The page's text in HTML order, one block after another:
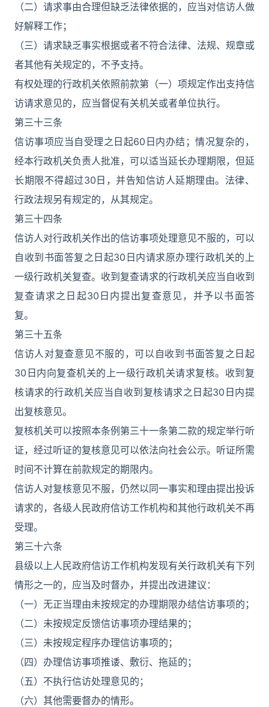
（二）请求事由合理但缺乏法律依据的，应当对信访人做
好解释工作；
（三）请求缺乏事实根据或者不符合法律、法规、规章或
者其他有关规定的，不予支持。
有权处理的行政机关依照前款第（一）项规定作出支持信
访请求意见的，应当督促有关机关或者单位执行。
第三十三条
信访事项应当自受理之日起60日内办结；情况复杂的，
经本行政机关负责人批准，可以适当延长办理期限，但延
长期限不得超过30日，并告知信访人延期理由。法律、
行政法规另有规定的，从其规定。
第三十四条
信访人对行政机关作出的信访事项处理意见不服的，可以
自收到书面答复之日起30日内请求原办理行政机关的上
一级行政机关复查。收到复查请求的行政机关应当自收到
复查请求之日起30日内提出复查意见，并予以书面答
复。
第三十五条
信访人对复查意见不服的，可以自收到书面答复之日起
30日内向复查机关的上一级行政机关请求复核。收到复
核请求的行政机关应当自收到复核请求之日起30日内提
出复核意见。
复核机关可以按照本条例第三十一条第二款的规定举行听
证，经过听证的复核意见可以依法向社会公示。听证所需
时间不计算在前款规定的期限内。
信访人对复核意见不服，仍然以同一事实和理由提出投诉
请求的，各级人民政府信访工作机构和其他行政机关不再
受理。
第三十六条
县级以上人民政府信访工作机构发现有关行政机关有下列
情形之一的，应当及时督办，并提出改进建议：
（一）无正当理由未按规定的办理期限办结信访事项的；
（二）未按规定反馈信访事项办理结果的；
（三）未按规定程序办理信访事项的；
（四）办理信访事项推诿、敷衍、拖延的；
（五）不执行信访处理意见的；
（六）其他需要督办的情形。